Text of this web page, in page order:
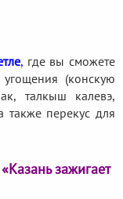
, где вы сможете
(конскую
талкыш калевэ,
также перекус для
зажигает